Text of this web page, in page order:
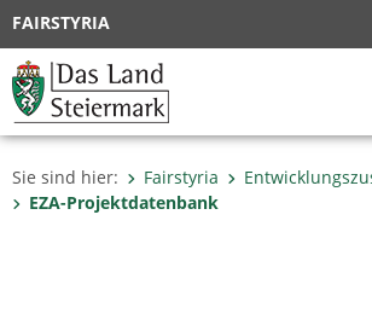
FAIRSTYRIA
Sie sind hier: Fairstyria
EZA-Projektdatenbank